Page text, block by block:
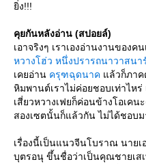
ิ่ง!!!
คุยกันหลังอ่าน (สปอยล์)
เอาจริงๆ เราเองอ่านงานของ
หวางโฮ่ว หนึ่งปรารถนาวาสนา
เคยอ่าน ครุฑฉุดนาค ล้วก็ภาค
หิมพานต์เราไม่ค่อยชอบเท่าไห
เสี่ยวหวางเฟยก็ค่อนข้างโอเคน
สองเซตนั้นก็แล้วกัน ไม่ได้ชอบ
เรื่องนี้เป็นแนวจีนโบราณ นายเ
บุตรอนุ ขึ้นชื่อว่าเป็นคุณชายเส